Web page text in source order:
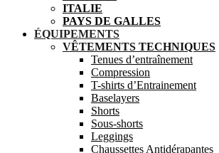
ITALIE
PAYS DE GALLES
ÉQUIPEMENTS
VÊTEMENTS TECHNIQUES
Tenues d’entraînement
Compression
T-shirts d’Entrainement
Baselayers
Shorts
Sous-shorts
Leggings
Chaussettes Antidérapantes